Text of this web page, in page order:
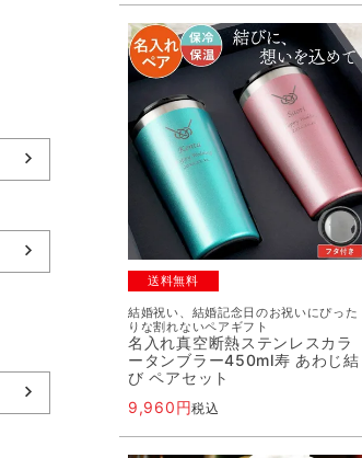
送料無料
結婚祝い、結婚記念日のお祝いにぴった
りな割れないペアギフト
名入れ真空断熱ステンレスカラ
ータンブラー450ml寿 あわじ結
び ペアセット
9,960
税込